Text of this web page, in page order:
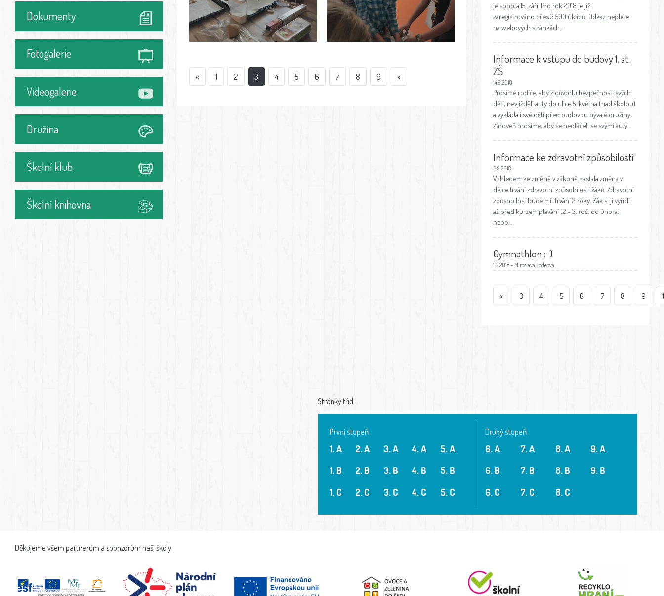
Dokumenty
Fotogalerie
Videogalerie
Družina
Školní klub
Školní knihovna
« 1 2 3 4 5 6 7 8 9 »
je sobota 15. září. Pro rok 2018 je již
zaregistrováno přes 3 500 úklidů. Odkaz nejdete
na webových stránkách…
Informace k vstupu do budovy 1. st.
ZŠ
14.9.2018
Prosíme rodiče, aby z důvodu bezpečnosti svých
dětí, nevjížděli auty do ulice 5. května (nad školou)
a vykládali své děti před budovou bývalé družiny.
Zároveň prosíme, aby se neotáčeli se svými auty…
Informace ke zdravotní způsobilosti
6.9.2018
Vzhledem ke změně v zákoně nastala změna v
délce trvání zdravotní způsobilosti žáků. Zdravotní
způsobilost bude mít trvání 2 roky. Žák si ji vyřídí
až před kurzem plavání (2.- 3. roč. od února)
nebo…
Gymnathlon :-)
1.9.2018 – Miroslava Lodeová
« 3 4 5 6 7 8 9
Stránky tříd
První stupeň
1. A
1. B
1. C
2. A
2. B
2. C
3. A
3. B
3. C
4. A
4. B
4. C
5. A
5. B
5. C
Druhý stupeň
6. A
6. B
6. C
7. A
7. B
7. C
8. A
8. B
8. C
9. A
9. B
Děkujeme všem partnerům a sponzorům naší školy